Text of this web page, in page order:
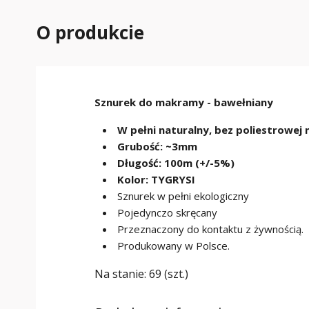
O produkcie
Sznurek do makramy - bawełniany
W pełni naturalny, bez poliestrowej
Grubość: ~3mm
Długość: 100m (+/-5%)
Kolor: TYGRYSI
Sznurek w pełni ekologiczny
Pojedynczo skręcany
Przeznaczony do kontaktu z żywnością.
Produkowany w Polsce.
Na stanie: 69 (szt.)